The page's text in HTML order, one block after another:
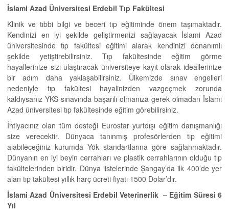
İslami Azad Üniversitesi Erdebil Tıp Fakültesi
Klinik ve tıbbi bilgi ve beceri tıp eğitiminde önem taşımaktadır.
Kendinizi en iyi şekilde geliştirmenizi sağlayacak İslami Azad
üniversitesinde tıp fakültesi eğitimi alarak kendinizi donanımlı
şekilde yetiştirebilirsiniz. Tıp fakültesinde eğitim görme
hayallerinize sizi ulaştıracak üniversiteye kayıt olarak ideallerinize
bir adım daha yaklaşabilirsiniz. Ülkemizde sınav engelleri
nedeniyle tıp fakültesi hayalinizden vazgeçmek zorunda
kaldıysanız YKS sınavında başarılı olmanıza gerek olmadan İslami
Azad üniversitesi tıp fakültesinde eğitim görebilirsiniz.
İhtiyacınız olan tüm desteği Eurostar yurtdışı eğitim danışmanlığı
size verecektir. Dünyaca tanınmış profesörlerden tıp eğitimi
alabileceğiniz kurumda Yök standartlarına göre sağlanmaktadır.
Dünyanın en iyi beyin cerrahları ve plastik cerrahlarının olduğu tıp
fakültelerinden biridir. Dünya listelerinde Şangay’da ilk 400’de yer
alan tıp takültesi yıllık harç ücreti fiyatı 1500 Dolar’dır.
İslami Azad Üniversitesi Erdebil Veterinerlik – Eğitim Süresi 6
Yıl